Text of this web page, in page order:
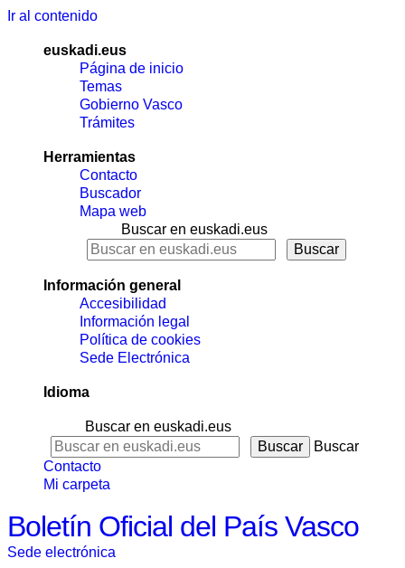
Ir al contenido
euskadi.eus
Página de inicio
Temas
Gobierno Vasco
Trámites
Herramientas
Contacto
Buscador
Mapa web
Buscar en euskadi.eus
Información general
Accesibilidad
Información legal
Política de cookies
Sede Electrónica
Idioma
Buscar en euskadi.eus
Buscar
Contacto
Mi carpeta
Boletín Oficial del País Vasco
Sede electrónica